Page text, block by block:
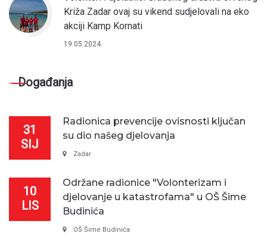
Križa Zadar ovaj su vikend sudjelovali na eko
akciji Kamp Kornati
19.05.2024.
Događanja
31
SIJ
Radionica prevencije ovisnosti ključan
su dio našeg djelovanja
Zadar
10
LIS
Održane radionice "Volonterizam i
djelovanje u katastrofama" u OŠ Šime
Budinića
OŠ Šime Budinića